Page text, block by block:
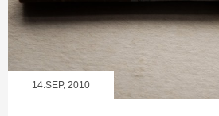
14.SEP, 2010